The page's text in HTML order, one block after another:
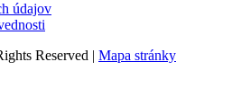
údajov
Reserved | Mapa stránky